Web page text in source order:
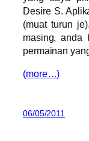
Desire S.
(muat turun
masing, anda
permainan
(more…)
06/05/2011